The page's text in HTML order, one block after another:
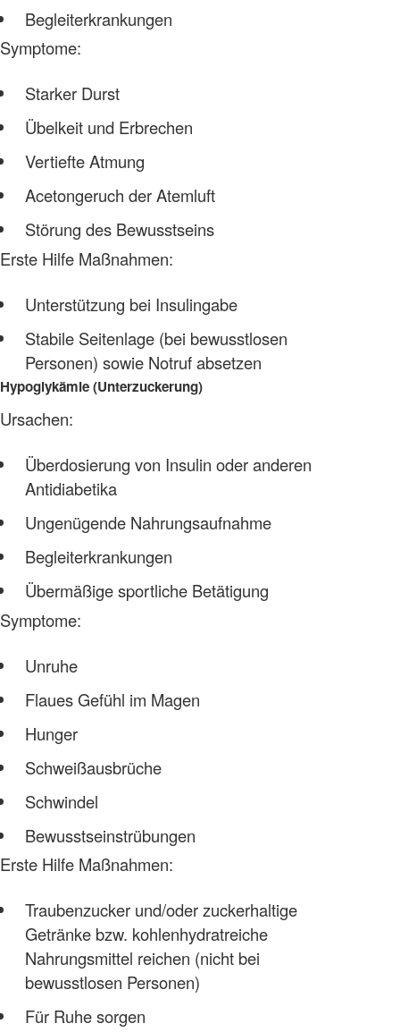
Begleiterkrankungen
Symptome:
Starker Durst
Übelkeit und Erbrechen
Vertiefte Atmung
Acetongeruch der Atemluft
Störung des Bewusstseins
Erste Hilfe Maßnahmen:
Unterstützung bei Insulingabe
Stabile Seitenlage (bei bewusstlosen
Personen) sowie Notruf absetzen
Hypoglykämie (Unterzuckerung)
Ursachen:
Überdosierung von Insulin oder anderen
Antidiabetika
Ungenügende Nahrungsaufnahme
Begleiterkrankungen
Übermäßige sportliche Betätigung
Symptome:
Unruhe
Flaues Gefühl im Magen
Hunger
Schweißausbrüche
Schwindel
Bewusstseinstrübungen
Erste Hilfe Maßnahmen:
Traubenzucker und/oder zuckerhaltige
Getränke bzw. kohlenhydratreiche
Nahrungsmittel reichen (nicht bei
bewusstlosen Personen)
Für Ruhe sorgen